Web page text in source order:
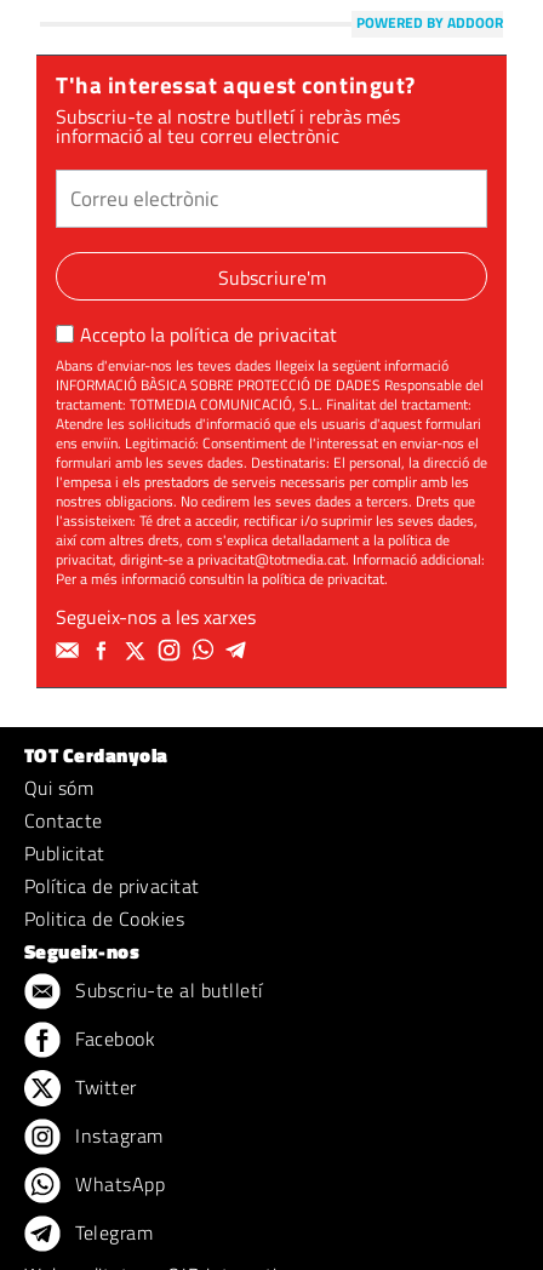
POWERED BY ADDOOR
T'ha interessat aquest contingut?
Subscriu-te al nostre butlletí i rebràs més
informació al teu correu electrònic
Subscriure'm
Accepto la política de privacitat
Abans d'enviar-nos les teves dades llegeix la següent informació
INFORMACIÓ BÀSICA SOBRE PROTECCIÓ DE DADES Responsable del
tractament: TOTMEDIA COMUNICACIÓ, S.L. Finalitat del tractament:
Atendre les sol·licituds d'informació que els usuaris d'aquest formulari
ens enviïn. Legitimació: Consentiment de l'interessat en enviar-nos el
formulari amb les seves dades. Destinataris: El personal, la direcció de
l'empesa i els prestadors de serveis necessaris per complir amb les
nostres obligacions. No cedirem les seves dades a tercers. Drets que
l'assisteixen: Té dret a accedir, rectificar i/o suprimir les seves dades,
així com altres drets, com s'explica detalladament a la política de
privacitat, dirigint-se aprivacitat@totmedia.cat. Informació addicional:
Per a més informació consultin lapolítica de privacitat.
Segueix-nos a les xarxes
TOT Cerdanyola
Qui sóm
Contacte
Publicitat
Política de privacitat
Politica de Cookies
Segueix-nos
Subscriu-te al butlletí
Facebook
Twitter
Instagram
WhatsApp
Telegram